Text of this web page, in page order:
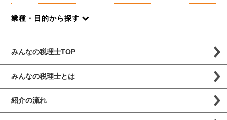
業種・目的から探す
みんなの税理士TOP
みんなの税理士とは
紹介の流れ